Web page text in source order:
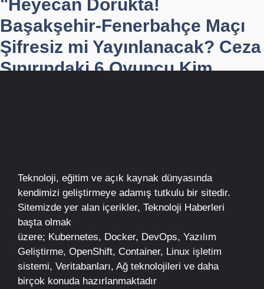
"Heyecan Dorukta!
Başakşehir-Fenerbahçe Maçı
Şifresiz mi Yayınlanacak? Ceza
Sınırındaki 6 Oyuncu Kim...
Teknoloji, eğitim ve açık kaynak dünyasında
kendimizi geliştirmeye adamış tutkulu bir sitedir.
Sitemizde yer alan içerikler, Teknoloji Haberleri
başta olmak
üzere; Kubernetes, Docker, DevOps, Yazılım
Geliştirme, OpenShift, Container, Linux işletim
sistemi, Veritabanları, Ağ teknolojileri ve daha
birçok konuda hazırlanmaktadır